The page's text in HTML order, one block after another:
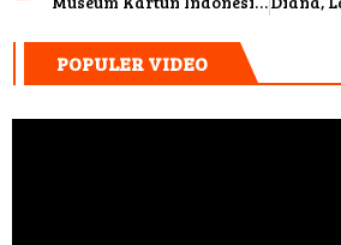
POPULER VIDEO